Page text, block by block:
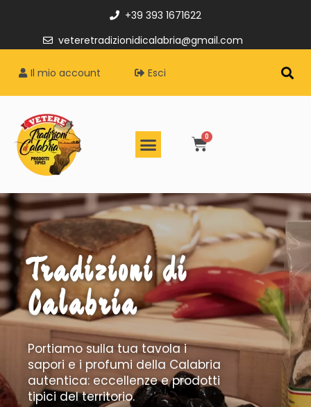
+39 393 1671622
veteretradizionidicalabria@gmail.com
Il mio account Esci
Tradizioni di
Calabria
Portiamo sulla tua tavola i
sapori e i profumi della Calabria
autentica: eccellenze e prodotti
tipici del territorio.